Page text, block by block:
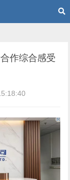
作综合感受